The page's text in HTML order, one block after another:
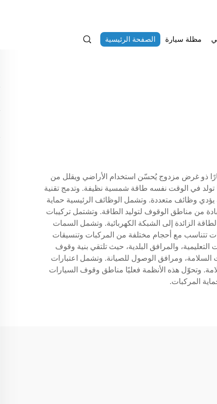
الصفحة الرئيسية مظلة سيارة
ذو غرض مزدوج يُحسّن استخدام الأراضي ويقلل من
تولد في الوقت نفسه طاقة شمسية نظيفة. وتدمج تقنية
وظائف متعددة. وتشمل الوظائف الرئيسية حماية
من مناطق الوقوف لتوليد الطاقة. وتشتمل تركيبات
الزائدة إلى الشبكة الكهربائية. وتشمل السمات
تتناسب مع أحجام مختلفة من المركبات وتنسيقات
والمرافق البلدية، حيث تلتقي بنية وقوف
السلامة، ومرافق الوصول للصيانة. وتشمل اعتبارات
وتحوّل هذه الأنظمة فعليًا مناطق وقوف السيارات
المركبات.